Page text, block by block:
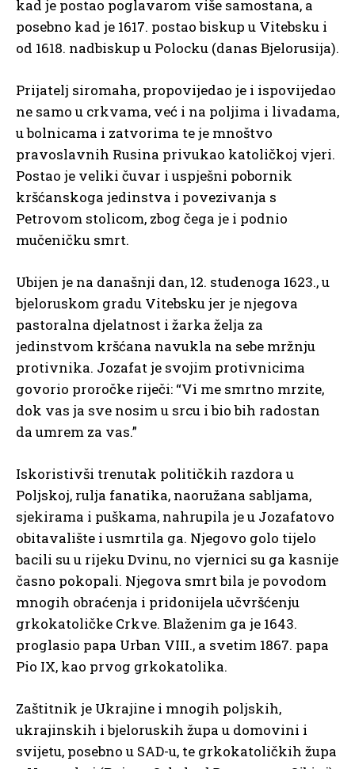
kad je postao poglavarom više samostana, a
posebno kad je 1617. postao biskup u Vitebsku i
od 1618. nadbiskup u Polocku (danas Bjelorusija).
Prijatelj siromaha, propovijedao je i ispovijedao
ne samo u crkvama, već i na poljima i livadama,
u bolnicama i zatvorima te je mnoštvo
pravoslavnih Rusina privukao katoličkoj vjeri.
Postao je veliki čuvar i uspješni pobornik
kršćanskoga jedinstva i povezivanja s
Petrovom stolicom, zbog čega je i podnio
mučeničku smrt.
Ubijen je na današnji dan, 12. studenoga 1623., u
bjeloruskom gradu Vitebsku jer je njegova
pastoralna djelatnost i žarka želja za
jedinstvom kršćana navukla na sebe mržnju
protivnika. Jozafat je svojim protivnicima
govorio proročke riječi: “Vi me smrtno mrzite,
dok vas ja sve nosim u srcu i bio bih radostan
da umrem za vas.”
Iskoristivši trenutak političkih razdora u
Poljskoj, rulja fanatika, naoružana sabljama,
sjekirama i puškama, nahrupila je u Jozafatovo
obitavalište i usmrtila ga. Njegovo golo tijelo
bacili su u rijeku Dvinu, no vjernici su ga kasnije
časno pokopali. Njegova smrt bila je povodom
mnogih obraćenja i pridonijela učvršćenju
grkokatoličke Crkve. Blaženim ga je 1643.
proglasio papa Urban VIII., a svetim 1867. papa
Pio IX, kao prvog grkokatolika.
Zaštitnik je Ukrajine i mnogih poljskih,
ukrajinskih i bjeloruskih župa u domovini i
svijetu, posebno u SAD-u, te grkokatoličkih župa